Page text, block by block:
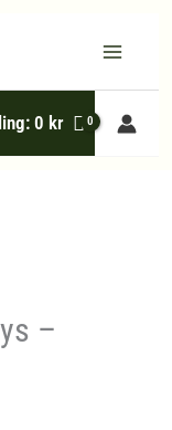
0 kr
–